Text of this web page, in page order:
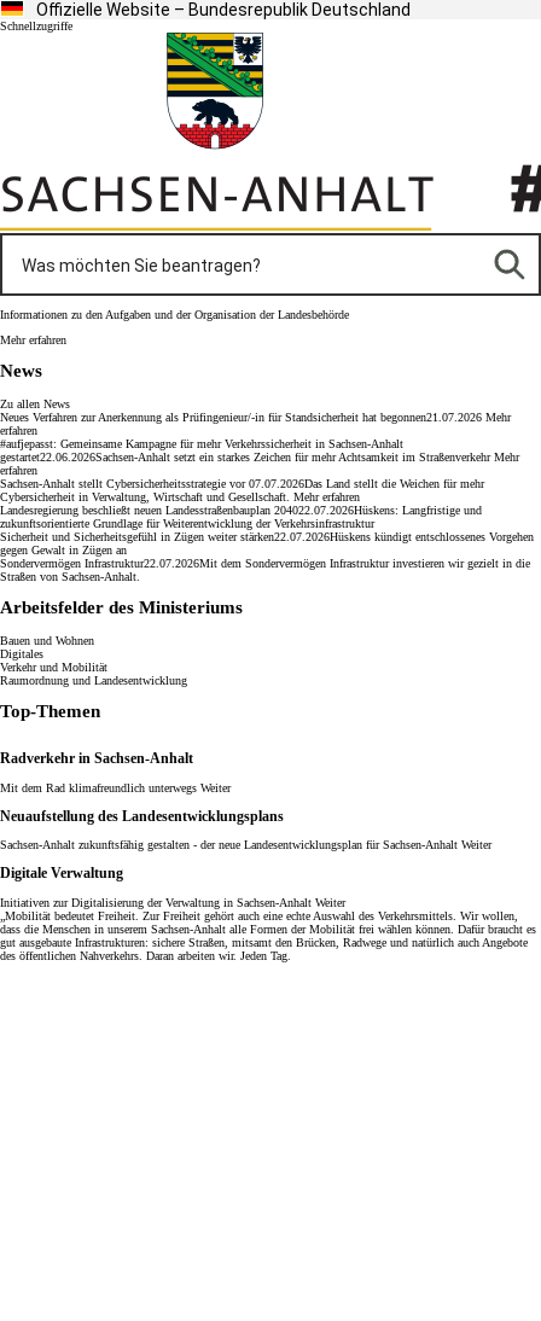
Offizielle Website – Bundesrepublik Deutschland
Schnellzugriffe
Informationen zu den Aufgaben und der Organisation der Landesbehörde
Mehr erfahren
News
Zu allen News
Neues Verfahren zur Anerkennung als Prüfingenieur/-in für Standsicherheit hat begonnen21.07.2026 Mehr
erfahren
#aufjepasst: Gemeinsame Kampagne für mehr Verkehrssicherheit in Sachsen-​Anhalt
gestartet22.06.2026Sachsen-​​Anhalt setzt ein starkes Zeichen für mehr Achtsamkeit im StraßenverkehrMehr
erfahren
Sachsen-Anhalt stellt Cybersicherheitsstrategie vor07.07.2026Das Land stellt die Weichen für mehr
Cybersicherheit in Verwaltung, Wirtschaft und Gesellschaft. Mehr erfahren
Landesregierung beschließt neuen Landesstraßenbauplan 204022.07.2026Hüskens: Langfristige und
zukunftsorientierte Grundlage für Weiterentwicklung der Verkehrsinfrastruktur
Sicherheit und Sicherheitsgefühl in Zügen weiter stärken22.07.2026Hüskens kündigt entschlossenes Vorgehen
gegen Gewalt in Zügen an
Sondervermögen Infrastruktur22.07.2026Mit dem Sondervermögen Infrastruktur investieren wir gezielt in die
Straßen von Sachsen-​​Anhalt.
Arbeitsfelder des Ministeriums
Bauen und Wohnen
Digitales
Verkehr und Mobilität
Raumordnung und Landesentwicklung
Top-Themen
Radverkehr in Sachsen-Anhalt
Mit dem Rad klimafreundlich unterwegs Weiter
Neuaufstellung des Landesentwicklungsplans
Sachsen-Anhalt zukunftsfähig gestalten - der neue Landesentwicklungsplan für Sachsen-Anhalt Weiter
Digitale Verwaltung
Initiativen zur Digitalisierung der Verwaltung in Sachsen-Anhalt Weiter
„Mobilität bedeutet Freiheit. Zur Freiheit gehört auch eine echte Auswahl des Verkehrsmittels. Wir wollen,
dass die Menschen in unserem Sachsen-Anhalt alle Formen der Mobilität frei wählen können. Dafür braucht es
gut ausgebaute Infrastrukturen: sichere Straßen, mitsamt den Brücken, Radwege und natürlich auch Angebote
des öffentlichen Nahverkehrs. Daran arbeiten wir. Jeden Tag.